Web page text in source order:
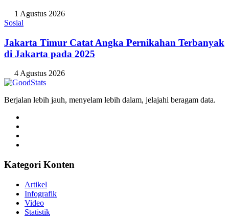
1 Agustus 2026
Sosial
Jakarta Timur Catat Angka Pernikahan Terbanyak
di Jakarta pada 2025
4 Agustus 2026
Berjalan lebih jauh, menyelam lebih dalam, jelajahi beragam data.
Kategori Konten
Artikel
Infografik
Video
Statistik